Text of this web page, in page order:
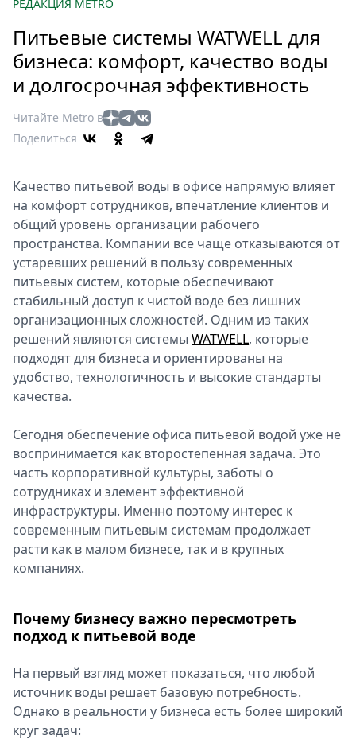
Мир
Здоровье
Еда
Туризм
Мода
Афиша
Книги
Выставки
Пресс-
релизы
О
Metro
Стримы
Спецпроекты
2026
Скачай
Metro
РЕДАКЦИЯ METRO
Питьевые системы WATWELL для
бизнеса: комфорт, качество воды
и долгосрочная эффективность
Читайте Metro в
Поделиться
Качество питьевой воды в офисе напрямую влияет
на комфорт сотрудников, впечатление клиентов и
общий уровень организации рабочего
пространства. Компании все чаще отказываются от
устаревших решений в пользу современных
питьевых систем, которые обеспечивают
стабильный доступ к чистой воде без лишних
организационных сложностей. Одним из таких
решений являются системы WATWELL, которые
подходят для бизнеса и ориентированы на
удобство, технологичность и высокие стандарты
качества.
Сегодня обеспечение офиса питьевой водой уже не
воспринимается как второстепенная задача. Это
часть корпоративной культуры, заботы о
сотрудниках и элемент эффективной
инфраструктуры. Именно поэтому интерес к
современным питьевым системам продолжает
расти как в малом бизнесе, так и в крупных
компаниях.
Почему бизнесу важно пересмотреть
подход к питьевой воде
На первый взгляд может показаться, что любой
источник воды решает базовую потребность.
Однако в реальности у бизнеса есть более широкий
круг задач: